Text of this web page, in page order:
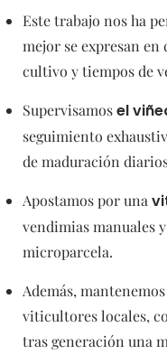
Este trabajo nos ha
mejor se expresan en
cultivo y tiempos de
Supervisamosel
seguimiento
de maduración
Apostamos por una
vendimias manuales
microparcela.
Además,
viticultores locales,
tras generación una